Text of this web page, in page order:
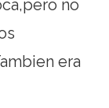
no
era